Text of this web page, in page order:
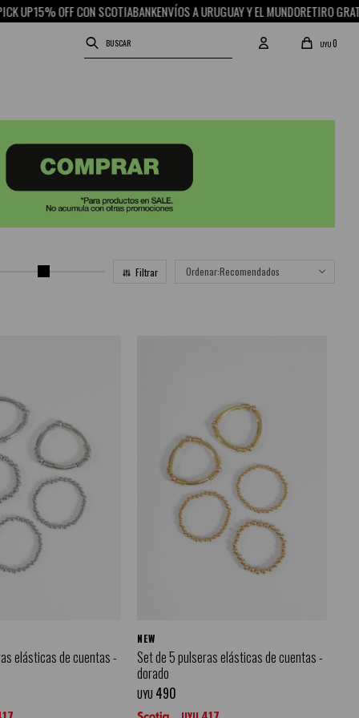
OFF CON SCOTIABANKENVÍOS A URUGUAY Y EL MUNDORETIRO GRATIS EN
UYU0
Recomendados
elásticas de cuentas -
NEW
Set de 5 pulseras elásticas de cuentas -
dorado
UYU 490